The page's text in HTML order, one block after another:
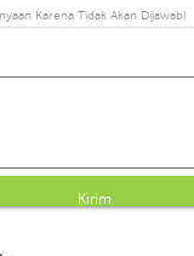
Karena Tidak Akan Dijawab)
Kirim